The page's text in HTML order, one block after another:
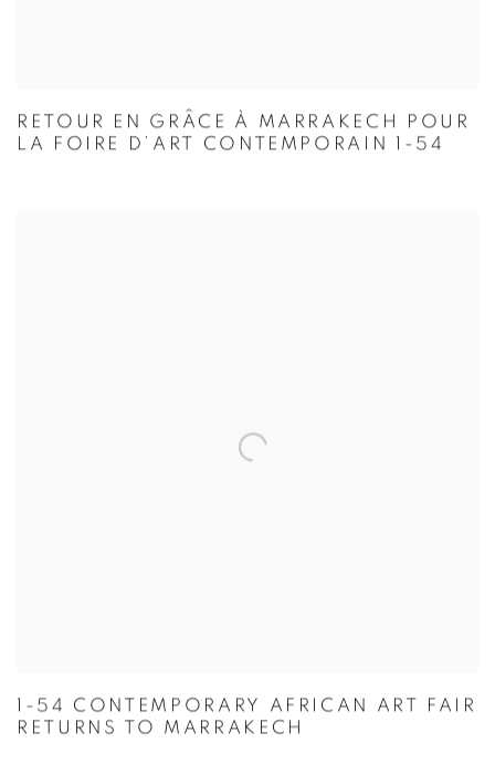
RETOUR EN GRÂCE À MARRAKECH POUR
LA FOIRE D’ART CONTEMPORAIN 1-54
1-54 CONTEMPORARY AFRICAN ART FAIR
RETURNS TO MARRAKECH